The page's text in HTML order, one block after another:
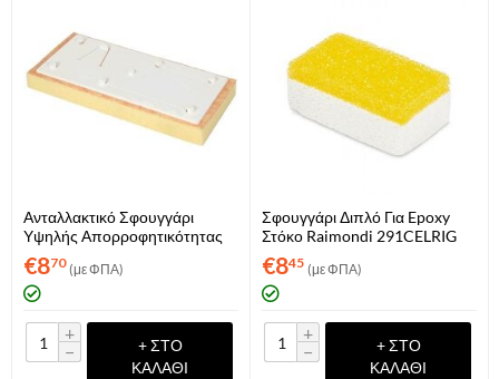
Ανταλλακτικό Σφουγγάρι
Υψηλής Απορροφητικότητας
Sigma (ART 48L7R)
€870 (με ΦΠΑ)
+
−
+ ΣΤΟ
ΚΑΛΆΘΙ
Σφουγγάρι Διπλό Για Epoxy
Στόκο Raimondi 291CELRIG
€845 (με ΦΠΑ)
+
−
+ ΣΤΟ
ΚΑΛΆΘΙ